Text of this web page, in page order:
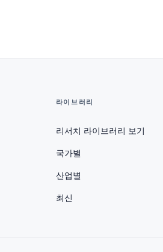
라이브러리
리서치 라이브러리 보기
국가별
산업별
최신